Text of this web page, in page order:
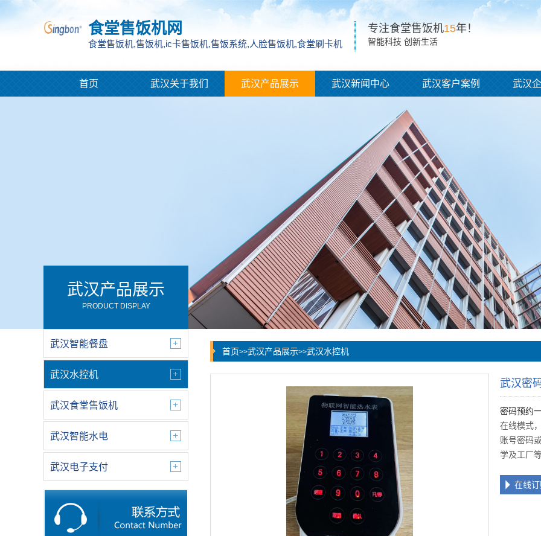
食堂售饭机网
食堂售饭机,售饭机,ic卡售饭机,售饭系统,人脸售饭机,食堂刷卡机
专注食堂售饭机15年！
智能科技 创新生活
首页 武汉关于我们 武汉产品展示 武汉新闻中心 武汉客户案例 武汉
武汉产品展示
PRODUCT DISPLAY
武汉智能餐盘
武汉水控机
武汉食堂售饭机
武汉智能水电
武汉电子支付
首页>>武汉产品展示>>武汉水控机
武汉密
密码预约
在线模式
账号密码
学及工厂
在线订